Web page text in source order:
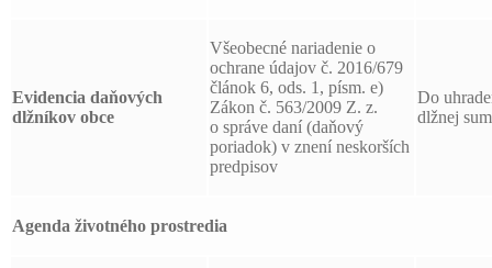
Evidencia daňových
dlžníkov obce
Všeobecné nariadenie o
ochrane údajov č. 2016/679
článok 6, ods. 1, písm. e)
Zákon č. 563/2009 Z. z.
o správe daní (daňový
poriadok) v znení neskorších
predpisov
Do
dlžnej
Agenda životného prostredia